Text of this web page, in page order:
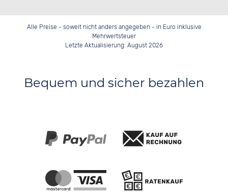
Alle Preise - soweit nicht anders angegeben - in Euro inklusive
Mehrwertsteuer
Letzte Aktualisierung: August 2026
Bequem und sicher bezahlen